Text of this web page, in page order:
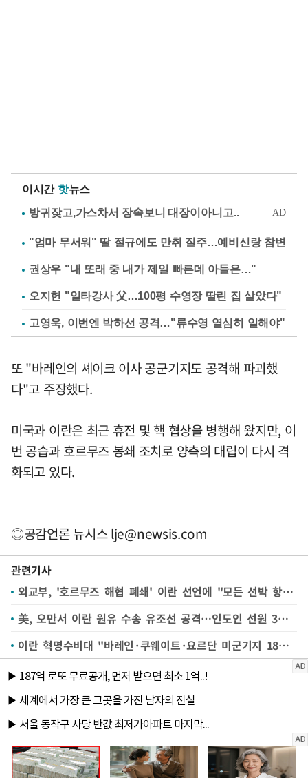
이시간 핫뉴스
"엄마 무서워" 딸 절규에도 만취 질주…예비신랑 참변
권상우 "내 또래 중 내가 제일 빠른데 아들은…"
오지헌 "일타강사 父…100평 수영장 딸린 집 살았다"
고영욱, 이번엔 박하선 공격…"류수영 열심히 일해야"
또 "바레인의 셰이크 이사 공군기지도 공격해 파괴했
다"고 주장했다.
미국과 이란은 최근 휴전 및 핵 협상을 병행해 왔지만, 이
번 공습과 호르무즈 봉쇄 조치로 양측의 대립이 다시 격
화되고 있다.
◎공감언론 뉴시스lje@newsis.com
관련기사
외교부, '호르무즈 해협 폐쇄' 이란 선언에 "모든 선박 항행 안전 보장돼야"
美, 오만서 이란 원유 수송 유조선 공격…인도인 선원 3명 사망
이란 혁명수비대 "바레인·쿠웨이트·요르단 미군기지 18곳 공격"(종합)